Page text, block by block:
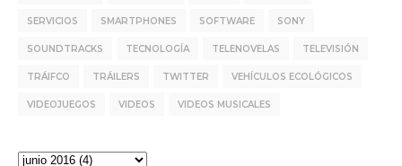
SERVICIOS SMARTPHONES SOFTWARE SONY
SOUNDTRACKS TECNOLOGÍA TELENOVELAS TELEVISIÓN
TRÁIFCO TRÁILERS TWITTER VEHÍCULOS ECOLÓGICOS
VIDEOJUEGOS VIDEOS VIDEOS MUSICALES